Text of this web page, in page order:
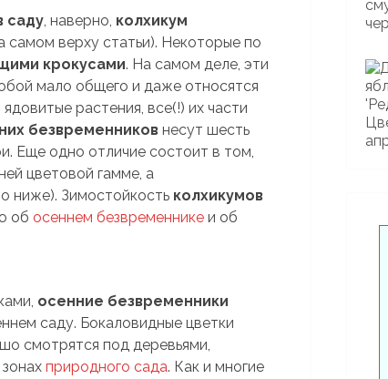
саду, наверно, колхикум
самом верху статьи). Некоторые по
крокусами. На самом деле, эти
мало общего и даже относятся
растения, все(!) их части
безвременников несут шесть
Еще одно отличие состоит в том,
цветовой гамме, а
ниже). Зимостойкость колхикумов
об осеннем безвременнике и об
осенние безвременники
саду. Бокаловидные цветки
смотрятся под деревьями,
природного сада. Как и многие